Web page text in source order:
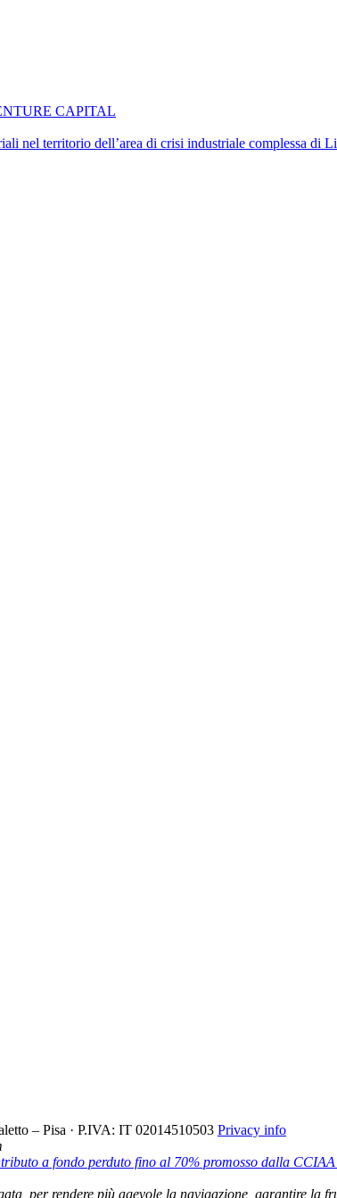
CAPITAL
nel territorio dell’area di crisi industriale complessa di
– Pisa · P.IVA: IT 02014510503 Privacy info
a fondo perduto fino al 70% promosso dalla
per rendere più agevole la navigazione, garantire la